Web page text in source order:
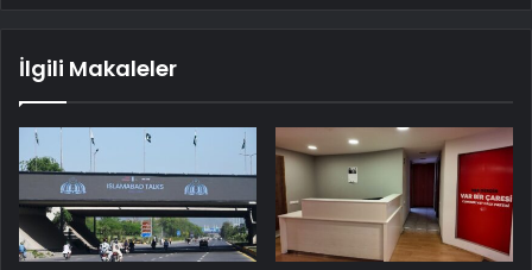
İlgili Makaleler